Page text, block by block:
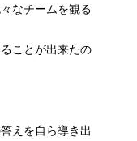
なチームを観る
ことが出来たの
えを自ら導き出